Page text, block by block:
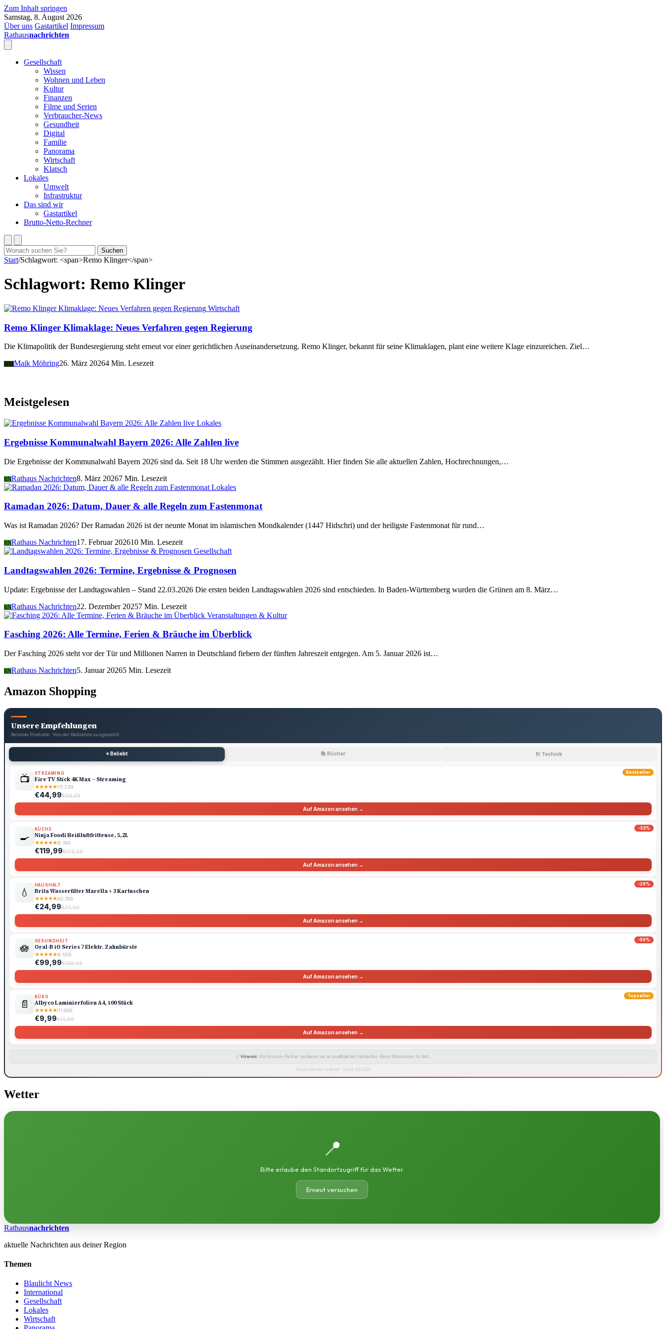
Zum Inhalt springen
Samstag, 8. August 2026
Über uns Gastartikel Impressum
Rathausnachrichten
Gesellschaft
Wissen
Wohnen und Leben
Kultur
Finanzen
Filme und Serien
Verbraucher-News
Gesundheit
Digital
Familie
Panorama
Wirtschaft
Klatsch
Lokales
Umwelt
Infrastruktur
Das sind wir
Gastartikel
Brutto-Netto-Rechner
Suchen
nach:
Suchen
Start/Schlagwort: <span>Remo Klinger</span>
Schlagwort: Remo Klinger
Wirtschaft
Remo Klinger Klimaklage: Neues Verfahren gegen Regierung
Die Klimapolitik der Bundesregierung steht erneut vor einer gerichtlichen Auseinandersetzung. Remo Klinger, bekannt für seine Klimaklagen, plant eine weitere Klage einzureichen. Ziel…
MM Maik Möhring26. März 20264 Min. Lesezeit
Meistgelesen
Lokales
Ergebnisse Kommunalwahl Bayern 2026: Alle Zahlen live
Die Ergebnisse der Kommunalwahl Bayern 2026 sind da. Seit 18 Uhr werden die Stimmen ausgezählt. Hier finden Sie alle aktuellen Zahlen, Hochrechnungen,…
RNRathaus Nachrichten8. März 20267 Min. Lesezeit
Lokales
Ramadan 2026: Datum, Dauer & alle Regeln zum Fastenmonat
Was ist Ramadan 2026? Der Ramadan 2026 ist der neunte Monat im islamischen Mondkalender (1447 Hidschri) und der heiligste Fastenmonat für rund…
RNRathaus Nachrichten17. Februar 202610 Min. Lesezeit
Gesellschaft
Landtagswahlen 2026: Termine, Ergebnisse & Prognosen
Update: Ergebnisse der Landtagswahlen – Stand 22.03.2026 Die ersten beiden Landtagswahlen 2026 sind entschieden. In Baden-Württemberg wurden die Grünen am 8. März…
RNRathaus Nachrichten22. Dezember 20257 Min. Lesezeit
Veranstaltungen & Kultur
Fasching 2026: Alle Termine, Ferien & Bräuche im Überblick
Der Fasching 2026 steht vor der Tür und Millionen Narren in Deutschland fiebern der fünften Jahreszeit entgegen. Am 5. Januar 2026 ist…
RNRathaus Nachrichten5. Januar 20265 Min. Lesezeit
Amazon Shopping
Unsere Empfehlungen
Beliebte Produkte · Von der Redaktion ausgewählt
⭐ Beliebt 📚 Bücher 🔌 Technik
Bestseller
📺 STREAMING
Fire TV Stick 4K Max – Streaming
★★★★★(15.230)
€44,99€69,99
Auf Amazon ansehen →
-33%
🍳
KÜCHE
Ninja Foodi Heißluftfritteuse, 5,2L
★★★★★(8.740)
€119,99€179,99
Auf Amazon ansehen →
-29%
💧
HAUSHALT
Brita Wasserfilter Marella + 3 Kartuschen
★★★★★(42.100)
€24,99€34,99
Auf Amazon ansehen →
-50%
🪷
GESUNDHEIT
Oral-B iO Series 7 Elektr. Zahnbürste
★★★★★(6.520)
€99,99€199,99
Auf Amazon ansehen →
Topseller
📄
BÜRO
Albyco Laminierfolien A4, 100 Stück
★★★★★(11.800)
€9,99€14,99
Auf Amazon ansehen →
🔗 Hinweis: Als Amazon-Partner verdienen wir an qualifizierten Verkäufen. Keine Mehrkosten für dich.
Preise können variieren · Stand: 8.8.2026
Wetter
📍
Bitte erlaube den Standortzugriff für das Wetter.
Erneut versuchen
Rathausnachrichten
aktuelle Nachrichten aus deiner Region
Themen
Blaulicht News
International
Gesellschaft
Lokales
Wirtschaft